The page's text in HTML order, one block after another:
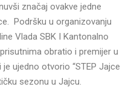
značaj ovakve jedne
Podršku u organizovanju
Vlada SBK I Kantonalno
obratio i premijer u
ujedno otvorio “STEP Jajce
sezonu u Jajcu.